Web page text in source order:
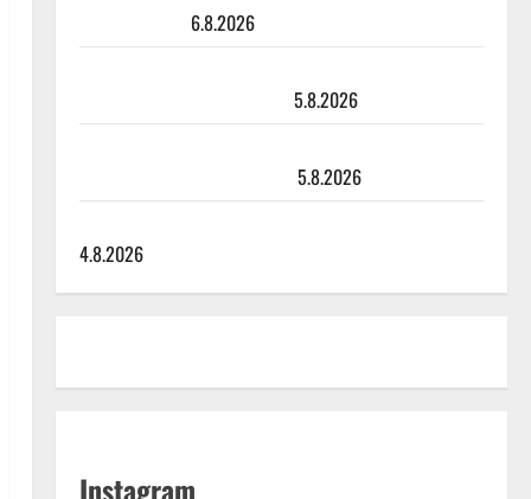
6.8.2026
5.8.2026
5.8.2026
4.8.2026
Instagram